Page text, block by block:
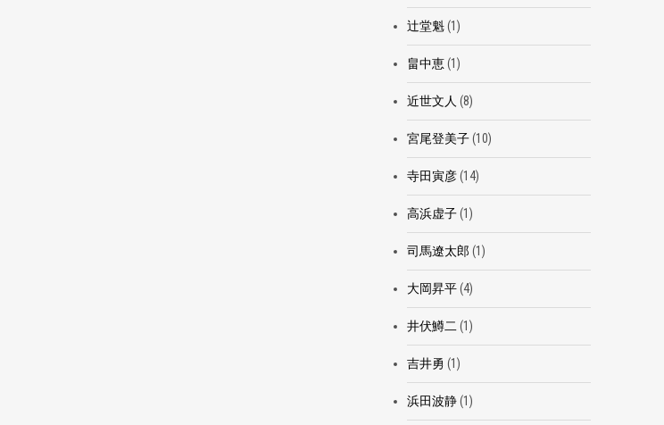
辻堂魁(1)
畠中恵(1)
近世文人 (8)
宮尾登美子(10)
寺田寅彦(14)
高浜虚子(1)
司馬遼太郎 (1)
大岡昇平(4)
井伏鱒二 (1)
吉井勇 (1)
浜田波静(1)